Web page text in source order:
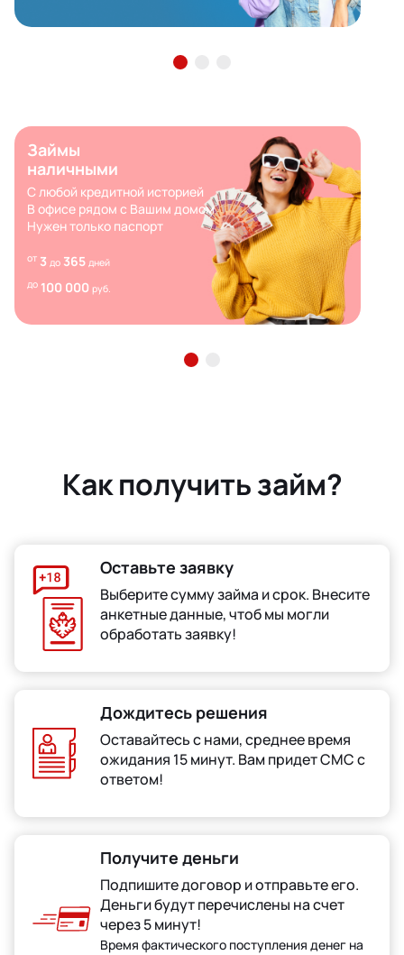
Займы
наличными
С любой кредитной историей
В офисе рядом с Вашим домом
Нужен только паспорт
от 3 до 365 дней
до 100 000 руб.
Как получить займ?
Оставьте заявку
Выберите сумму займа и срок. Внесите
анкетные данные, чтоб мы могли
обработать заявку!
Дождитесь решения
Оставайтесь с нами, среднее время
ожидания 15 минут. Вам придет СМС с
ответом!
Получите деньги
Подпишите договор и отправьте его.
Деньги будут перечислены на счет
через 5 минут!
Время фактического поступления денег на